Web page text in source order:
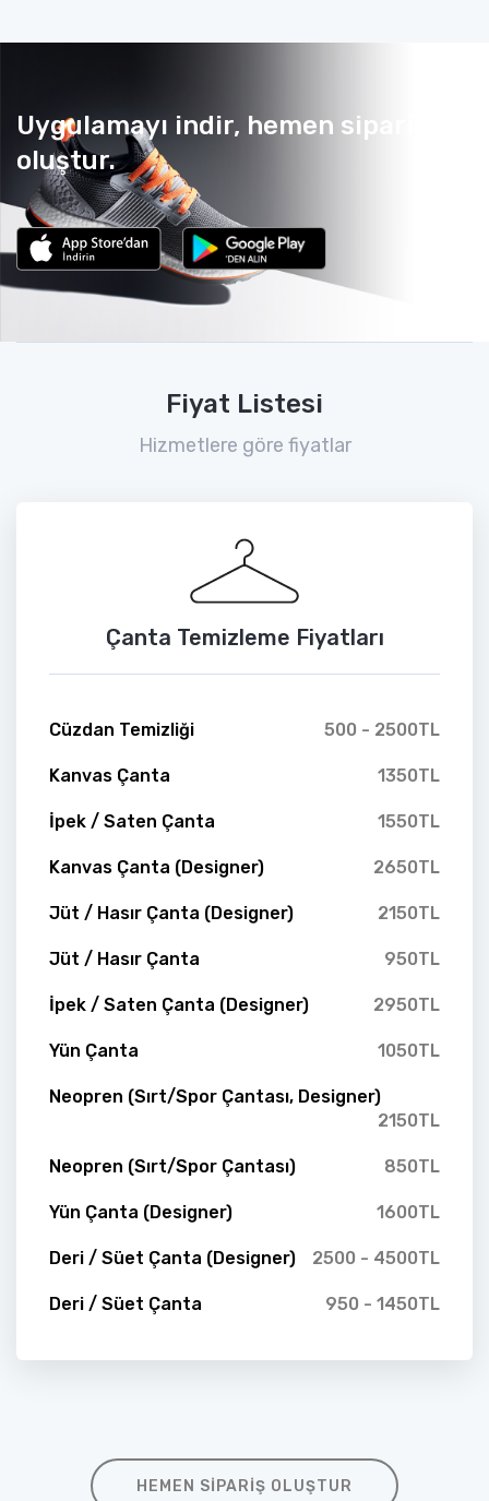
Uygulamayı indir, hemen sipariş
oluştur.
Fiyat Listesi
Hizmetlere göre fiyatlar
Çanta Temizleme Fiyatları
Cüzdan Temizliği 500 - 2500TL
Kanvas Çanta 1350TL
İpek / Saten Çanta 1550TL
Kanvas Çanta (Designer) 2650TL
Jüt / Hasır Çanta (Designer) 2150TL
Jüt / Hasır Çanta 950TL
İpek / Saten Çanta (Designer) 2950TL
Yün Çanta 1050TL
Neopren (Sırt/Spor Çantası, Designer)
2150TL
Neopren (Sırt/Spor Çantası) 850TL
Yün Çanta (Designer) 1600TL
Deri / Süet Çanta (Designer) 2500 - 4500TL
Deri / Süet Çanta 950 - 1450TL
HEMEN SIPARIŞ OLUŞTUR